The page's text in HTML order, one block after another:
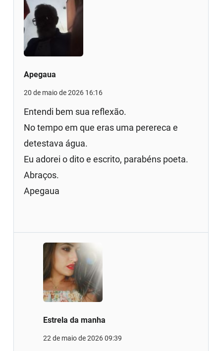
Apegaua
20 de maio de 2026 16:16
Entendi bem sua reflexão.
No tempo em que eras uma perereca e
detestava água.
Eu adorei o dito e escrito, parabéns poeta.
Abraços.
Apegaua
Estrela da manha
22 de maio de 2026 09:39